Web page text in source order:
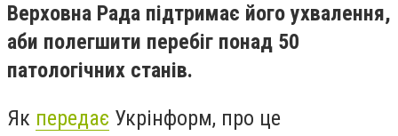
Верховна Рада підтримає його ухвалення,
аби полегшити перебіг понад 50
патологічних станів.
Як передає Укрінформ, про це